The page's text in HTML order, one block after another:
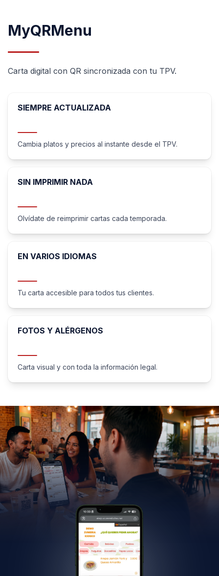
MyQRMenu
Carta digital con QR sincronizada con tu TPV.
SIEMPRE ACTUALIZADA
Cambia platos y precios al instante desde el TPV.
SIN IMPRIMIR NADA
Olvídate de reimprimir cartas cada temporada.
EN VARIOS IDIOMAS
Tu carta accesible para todos tus clientes.
FOTOS Y ALÉRGENOS
Carta visual y con toda la información legal.
MyQRMenu